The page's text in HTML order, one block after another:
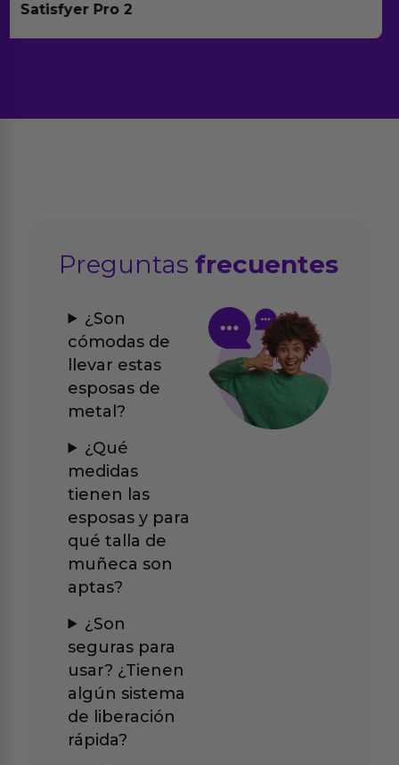
Anna Huevo Vibrador
Preguntasfrecuentes
¿Son
cómodas de
llevar estas
esposas de
metal?
¿Qué
medidas
tienen las
esposas y para
qué talla de
muñeca son
aptas?
¿Son
seguras para
usar? ¿Tienen
algún sistema
de liberación
rápida?